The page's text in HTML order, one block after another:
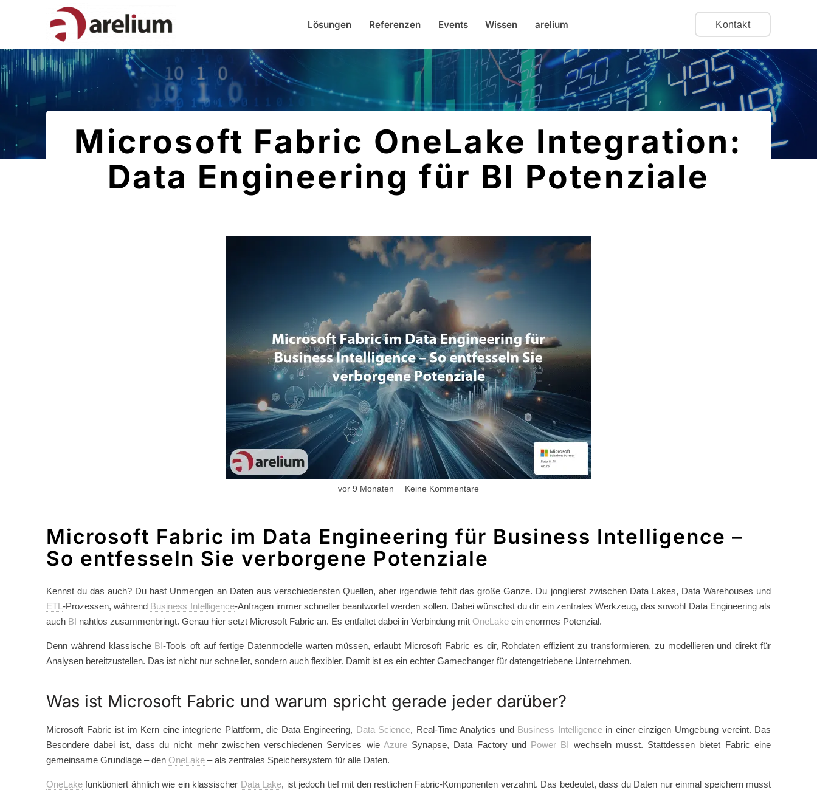
Lösungen Referenzen Events Wissen arelium Kontakt
Microsoft Fabric OneLake Integration:
Data Engineering für BI Potenziale
vor 9 Monaten Keine Kommentare
Microsoft Fabric im Data Engineering für Business Intelligence –
So entfesseln Sie verborgene Potenziale
Kennst du das auch? Du hast Unmengen an Daten aus verschiedensten Quellen, aber irgendwie fehlt das große Ganze. Du jonglierst zwischen Data Lakes, Data Warehouses und
ETL -Prozessen, während Business Intelligence-Anfragen immer schneller beantwortet werden sollen. Dabei wünschst du dir ein zentrales Werkzeug, das sowohl Data Engineering als
auch BI nahtlos zusammenbringt. Genau hier setzt Microsoft Fabric an. Es entfaltet dabei in Verbindung mit OneLake ein enormes Potenzial.
Denn während klassische BI-Tools oft auf fertige Datenmodelle warten müssen, erlaubt Microsoft Fabric es dir, Rohdaten effizient zu transformieren, zu modellieren und direkt für
Analysen bereitzustellen. Das ist nicht nur schneller, sondern auch flexibler. Damit ist es ein echter Gamechanger für datengetriebene Unternehmen.
Was ist Microsoft Fabric und warum spricht gerade jeder darüber?
Microsoft Fabric ist im Kern eine integrierte Plattform, die Data Engineering, Data Science, Real-Time Analytics und Business Intelligencein einer einzigen Umgebung vereint. Das
Besondere dabei ist, dass du nicht mehr zwischen verschiedenen Services wie AzureSynapse, Data Factory und Power BI wechseln musst. Stattdessen bietet Fabric eine
gemeinsame Grundlage – den OneLake – als zentrales Speichersystem für alle Daten.
OneLake funktioniert ähnlich wie ein klassischer Data Lake, ist jedoch tief mit den restlichen Fabric-Komponenten verzahnt. Das bedeutet, dass du Daten nur einmal speichern musst